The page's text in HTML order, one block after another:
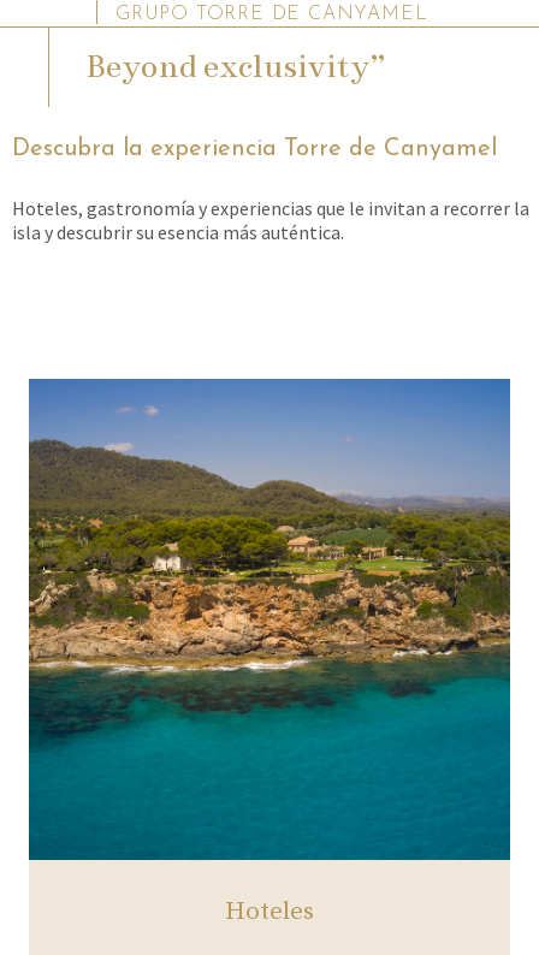
GRUPO TORRE DE CANYAMEL
Beyond exclusivity”
Descubra la experiencia Torre de Canyamel
Hoteles, gastronomía y experiencias que le invitan a recorrer la
isla y descubrir su esencia más auténtica.
Hoteles